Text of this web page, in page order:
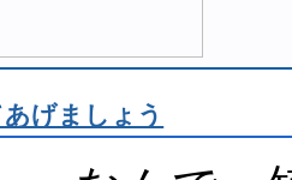
げましょう